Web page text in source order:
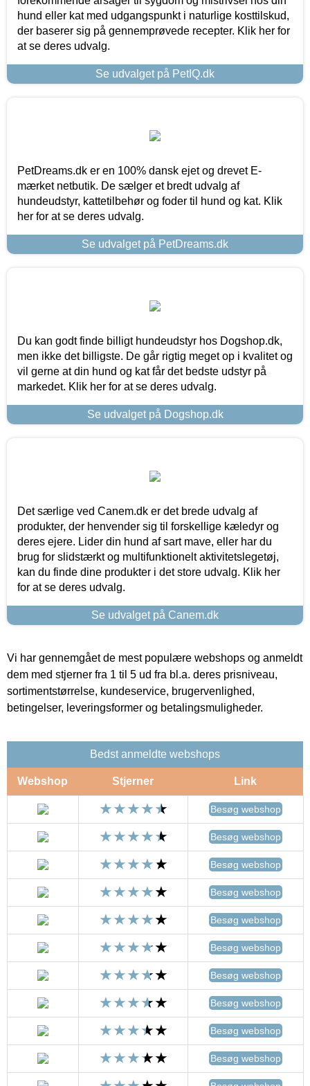
hund eller kat med udgangspunkt i naturlige kosttilskud,
der baserer sig på gennemprøvede recepter. Klik her for
at se deres udvalg.
Se udvalget på PetIQ.dk
PetDreams.dk er en 100% dansk ejet og drevet E-
mærket netbutik. De sælger et bredt udvalg af
hundeudstyr, kattetilbehør og foder til hund og kat. Klik
her for at se deres udvalg.
Se udvalget på PetDreams.dk
Du kan godt finde billigt hundeudstyr hos Dogshop.dk,
men ikke det billigste. De går rigtig meget op i kvalitet og
vil gerne at din hund og kat får det bedste udstyr på
markedet. Klik her for at se deres udvalg.
Se udvalget på Dogshop.dk
Det særlige ved Canem.dk er det brede udvalg af
produkter, der henvender sig til forskellige kæledyr og
deres ejere. Lider din hund af sart mave, eller har du
brug for slidstærkt og multifunktionelt aktivitetslegetøj,
kan du finde dine produkter i det store udvalg. Klik her
for at se deres udvalg.
Se udvalget på Canem.dk
Vi har gennemgået de mest populære webshops og anmeldt
dem med stjerner fra 1 til 5 ud fra bl.a. deres prisniveau,
sortimentstørrelse, kundeservice, brugervenlighed,
betingelser, leveringsformer og betalingsmuligheder.
Bedst anmeldte webshops
Webshop Stjerner Link
Besøg webshop
Besøg webshop
Besøg webshop
Besøg webshop
Besøg webshop
Besøg webshop
Besøg webshop
Besøg webshop
Besøg webshop
Besøg webshop